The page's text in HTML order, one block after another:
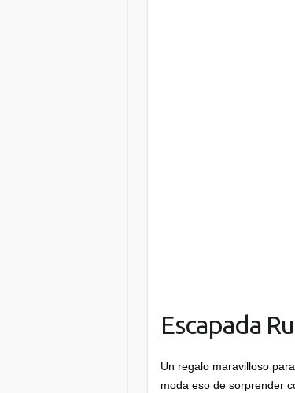
Escapada
Un regalo maravilloso
moda eso de sorprender